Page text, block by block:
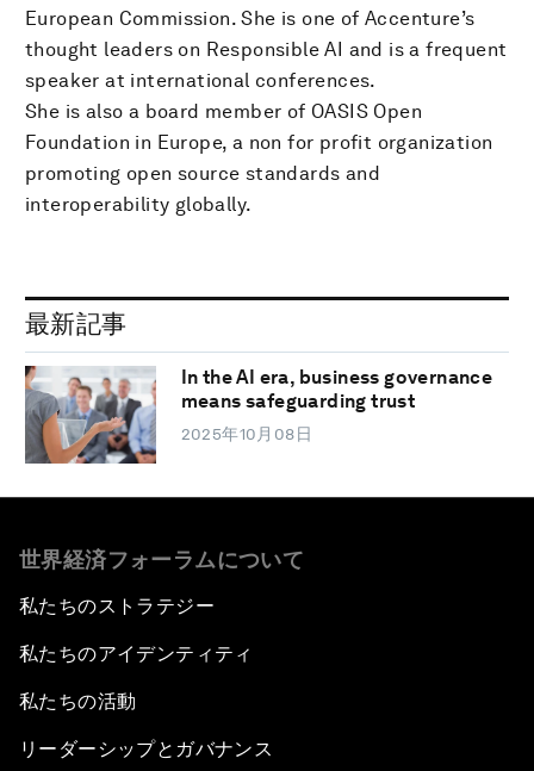
European Commission. She is one of Accenture’s
thought leaders on Responsible AI and is a frequent
speaker at international conferences.
She is also a board member of OASIS Open
Foundation in Europe, a non for profit organization
promoting open source standards and
interoperability globally.
最新記事
In the AI era, business governance
means safeguarding trust
2025年10月08日
世界経済フォーラムについて
私たちのストラテジー
私たちのアイデンティティ
私たちの活動
リーダーシップとガバナンス